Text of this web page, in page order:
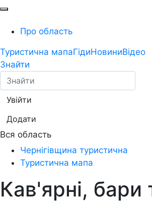
Про область
Туристична мапаГідиНовиниВідео
Знайти
Увійти
Додати
Вся область
Чернігівщина туристична
Туристична мапа
Кав'ярні, бари